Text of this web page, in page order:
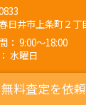
日井市上条町２
： 9:00～18:00
水曜日
無料査定を依